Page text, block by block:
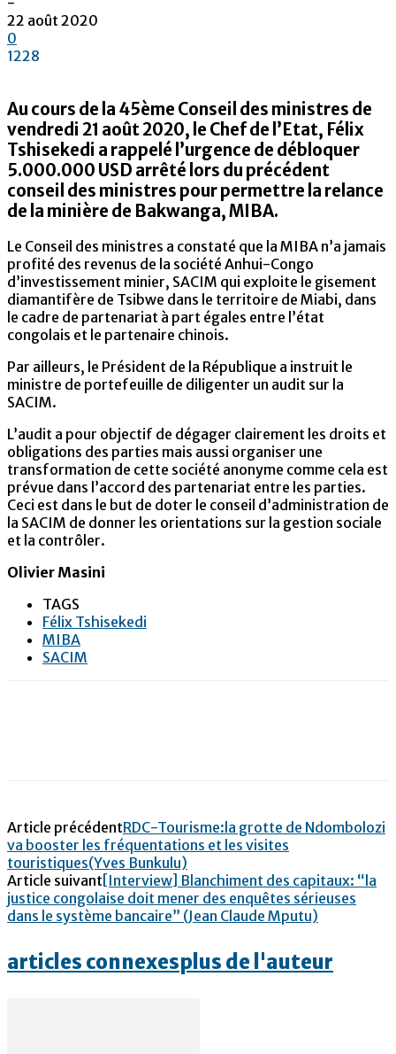
22 août 2020
0
1228
Au cours de la 45ème Conseil des ministres de
vendredi 21 août 2020, le Chef de l’Etat, Félix
Tshisekedi a rappelé l’urgence de débloquer
5.000.000 USD arrêté lors du précédent
conseil des ministres pour permettre la relance
de la minière de Bakwanga, MIBA.
Le Conseil des ministres a constaté que la MIBA n’a jamais
profité des revenus de la société Anhui-Congo
d’investissement minier, SACIM qui exploite le gisement
diamantifère de Tsibwe dans le territoire de Miabi, dans
le cadre de partenariat à part égales entre l’état
congolais et le partenaire chinois.
Par ailleurs, le Président de la République a instruit le
ministre de portefeuille de diligenter un audit sur la
SACIM.
L’audit a pour objectif de dégager clairement les droits et
obligations des parties mais aussi organiser une
transformation de cette société anonyme comme cela est
prévue dans l’accord des partenariat entre les parties.
Ceci est dans le but de doter le conseil d’administration de
la SACIM de donner les orientations sur la gestion sociale
et la contrôler.
Olivier Masini
TAGS
Félix Tshisekedi
MIBA
SACIM
Article précédentRDC-Tourisme:la grotte de Ndombolozi
va booster les fréquentations et les visites
touristiques(Yves Bunkulu)
Article suivant [Interview] Blanchiment des capitaux: “la
justice congolaise doit mener des enquêtes sérieuses
dans le système bancaire” (Jean Claude Mputu)
articles connexesplus de l'auteur